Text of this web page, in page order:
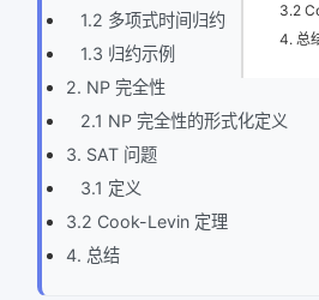
1.2 多项式时间归约
1.3 归约示例
2. NP 完全性
2.1 NP 完全性的形式化定义
3. SAT 问题
3.1 定义
3.2 Cook-Levin 定理
4. 总结
3.2
4. 总